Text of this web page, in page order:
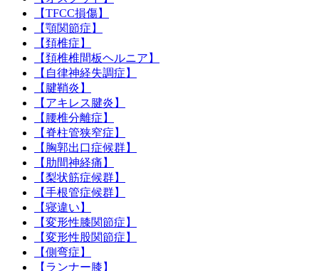
【TFCC損傷】
【顎関節症】
【頚椎症】
【頚椎椎間板ヘルニア】
【自律神経失調症】
【腱鞘炎】
【アキレス腱炎】
【腰椎分離症】
【脊柱管狭窄症】
【胸郭出口症候群】
【肋間神経痛】
【梨状筋症候群】
【手根管症候群】
【寝違い】
【変形性膝関節症】
【変形性股関節症】
【側弯症】
【ランナー膝】